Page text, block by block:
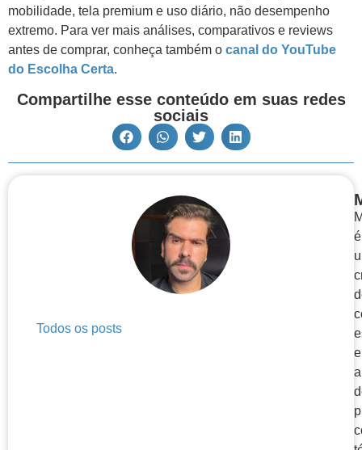
mobilidade, tela premium e uso diário, não desempenho
extremo. Para ver mais análises, comparativos e reviews
antes de comprar, conheça também o canal do YouTube
do Escolha Certa.
Compartilhe esse conteúdo em suas redes
sociais
Todos os posts
é